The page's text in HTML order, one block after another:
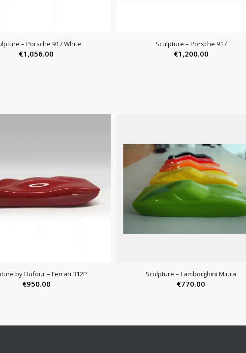
– Porsche 917 White
€1,056.00
Sculpture – Porsche 917
€1,200.00
by Dufour – Ferrari 312P
€950.00
Sculpture – Lamborghini Miura
€770.00